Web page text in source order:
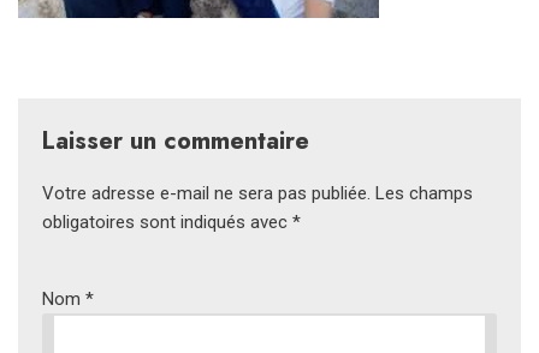
Laisser un commentaire
Votre adresse e-mail ne sera pas publiée. Les champs
obligatoires sont indiqués avec *
Nom *